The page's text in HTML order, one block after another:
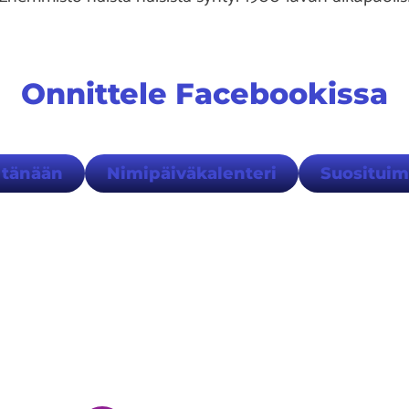
Onnittele Facebookissa
Nimipäiväkalenteri